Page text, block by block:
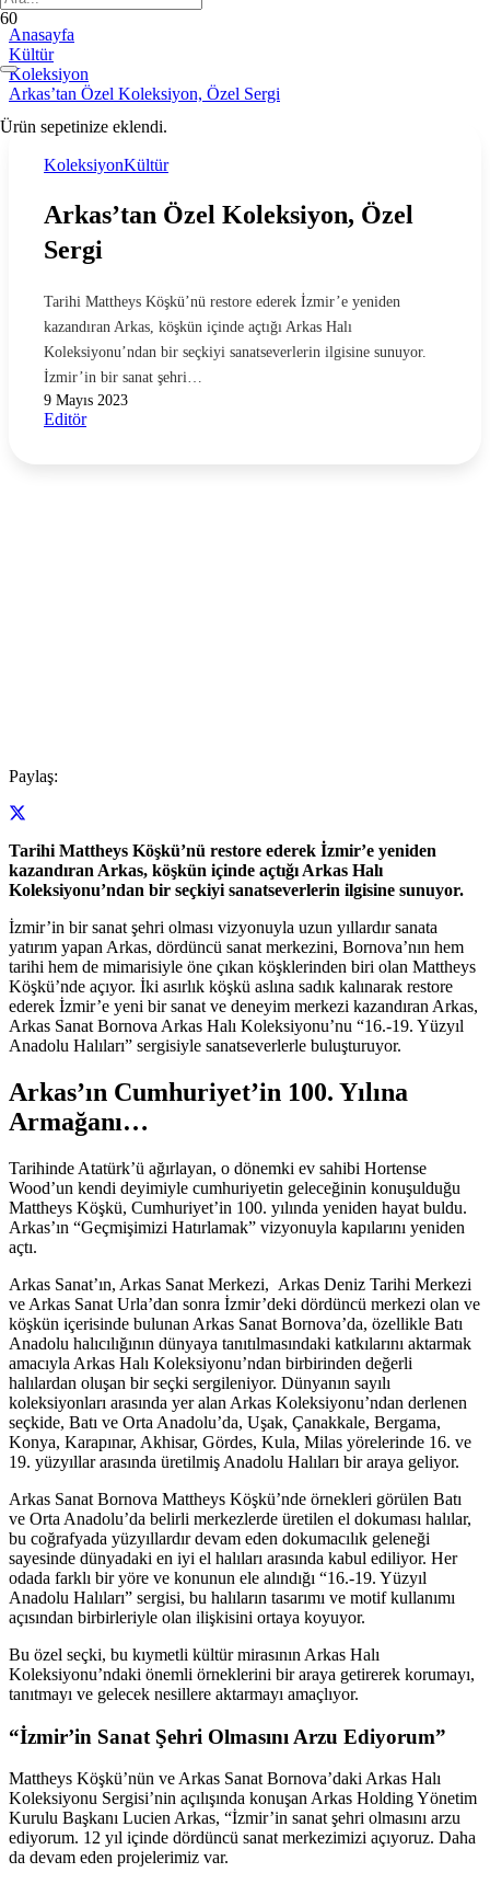
Ürün sepetinize eklendi.
Anasayfa
Kültür
Koleksiyon
Arkas’tan Özel Koleksiyon, Özel Sergi
KoleksiyonKültür
Arkas’tan Özel Koleksiyon, Özel
Sergi
Tarihi Mattheys Köşkü’nü restore ederek İzmir’e yeniden
kazandıran Arkas, köşkün içinde açtığı Arkas Halı
Koleksiyonu’ndan bir seçkiyi sanatseverlerin ilgisine sunuyor.
İzmir’in bir sanat şehri…
9 Mayıs 2023
Editör
Paylaş:
Tarihi Mattheys Köşkü’nü restore ederek İzmir’e yeniden
kazandıran Arkas, köşkün içinde açtığı Arkas Halı
Koleksiyonu’ndan bir seçkiyi sanatseverlerin ilgisine sunuyor.
İzmir’in bir sanat şehri olması vizyonuyla uzun yıllardır sanata
yatırım yapan Arkas, dördüncü sanat merkezini, Bornova’nın hem
tarihi hem de mimarisiyle öne çıkan köşklerinden biri olan Mattheys
Köşkü’nde açıyor. İki asırlık köşkü aslına sadık kalınarak restore
ederek İzmir’e yeni bir sanat ve deneyim merkezi kazandıran Arkas,
Arkas Sanat Bornova Arkas Halı Koleksiyonu’nu “16.-19. Yüzyıl
Anadolu Halıları” sergisiyle sanatseverlerle buluşturuyor.
Arkas’ın Cumhuriyet’in 100. Yılına
Armağanı…
Tarihinde Atatürk’ü ağırlayan, o dönemki ev sahibi Hortense
Wood’un kendi deyimiyle cumhuriyetin geleceğinin konuşulduğu
Mattheys Köşkü, Cumhuriyet’in 100. yılında yeniden hayat buldu.
Arkas’ın “Geçmişimizi Hatırlamak” vizyonuyla kapılarını yeniden
açtı.
Arkas Sanat’ın, Arkas Sanat Merkezi, Arkas Deniz Tarihi Merkezi
ve Arkas Sanat Urla’dan sonra İzmir’deki dördüncü merkezi olan ve
köşkün içerisinde bulunan Arkas Sanat Bornova’da, özellikle Batı
Anadolu halıcılığının dünyaya tanıtılmasındaki katkılarını aktarmak
amacıyla Arkas Halı Koleksiyonu’ndan birbirinden değerli
halılardan oluşan bir seçki sergileniyor. Dünyanın sayılı
koleksiyonları arasında yer alan Arkas Koleksiyonu’ndan derlenen
seçkide, Batı ve Orta Anadolu’da, Uşak, Çanakkale, Bergama,
Konya, Karapınar, Akhisar, Gördes, Kula, Milas yörelerinde 16. ve
19. yüzyıllar arasında üretilmiş Anadolu Halıları bir araya geliyor.
Arkas Sanat Bornova Mattheys Köşkü’nde örnekleri görülen Batı
ve Orta Anadolu’da belirli merkezlerde üretilen el dokuması halılar,
bu coğrafyada yüzyıllardır devam eden dokumacılık geleneği
sayesinde dünyadaki en iyi el halıları arasında kabul ediliyor. Her
odada farklı bir yöre ve konunun ele alındığı “16.-19. Yüzyıl
Anadolu Halıları” sergisi, bu halıların tasarımı ve motif kullanımı
açısından birbirleriyle olan ilişkisini ortaya koyuyor.
Bu özel seçki, bu kıymetli kültür mirasının Arkas Halı
Koleksiyonu’ndaki önemli örneklerini bir araya getirerek korumayı,
tanıtmayı ve gelecek nesillere aktarmayı amaçlıyor.
“İzmir’in Sanat Şehri Olmasını Arzu Ediyorum”
Mattheys Köşkü’nün ve Arkas Sanat Bornova’daki Arkas Halı
Koleksiyonu Sergisi’nin açılışında konuşan Arkas Holding Yönetim
Kurulu Başkanı Lucien Arkas, “İzmir’in sanat şehri olmasını arzu
ediyorum. 12 yıl içinde dördüncü sanat merkezimizi açıyoruz. Daha
da devam eden projelerimiz var.